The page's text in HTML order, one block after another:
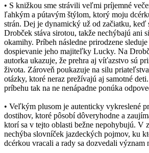
• S knižkou sme strávili veľmi príjemné
ľahkým a pútavým štýlom, ktorý moju
strán. Dej je dynamický už od začiatku, keď
Drobček stáva sirotou, takže nechýbajú ani
okamihy. Príbeh následne prirodzene
dospievanie jeho majiteľky Lucky. Na
autorka ukazuje, že prehra aj víťazstvo sú
života. Zároveň poukazuje na silu
otázky, ktoré neraz prežívajú aj samotné
príbehu tak na ne nenápadne ponúka
• Veľkým plusom je autenticky vykreslené
dostihov, ktoré pôsobí dôveryhodne a
ktorí sa v tejto oblasti bežne nepohybujú. V
nechýba slovníček jazdeckých pojmov, ku
dcérkou vracali a rady sa dozvedali význam